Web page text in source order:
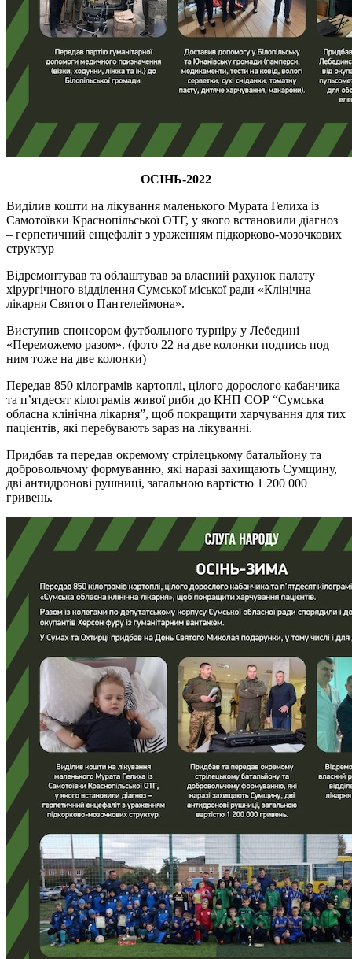
ОСІНЬ-2022
Виділив кошти на лікування маленького Мурата Гелиха із
Самотоївки Краснопільської ОТГ, у якого встановили діагноз
– герпетичний енцефаліт з ураженням підкорково-мозочкових
структур
Відремонтував та облаштував за власний рахунок палату
хірургічного відділення Сумської міської ради «Клінічна
лікарня Святого Пантелеймона».
Виступив спонсором футбольного турніру у Лебедині
«Переможемо разом». (фото 22 на две колонки подпись под
ним тоже на две колонки)
Передав 850 кілограмів картоплі, цілого дорослого кабанчика
та п’ятдесят кілограмів живої риби до КНП СОР “Сумська
обласна клінічна лікарня”, щоб покращити харчування для тих
пацієнтів, які перебувають зараз на лікуванні.
Придбав та передав окремому стрілецькому батальйону та
добровольчому формуванню, які наразі захищають Сумщину,
дві антидронові рушниці, загальною вартістю 1 200 000
гривень.